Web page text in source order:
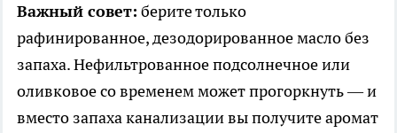
Важный совет: берите только
рафинированное, дезодорированное масло без
запаха. Нефильтрованное подсолнечное или
оливковое со временем может прогоркнуть — и
вместо запаха канализации вы получите аромат